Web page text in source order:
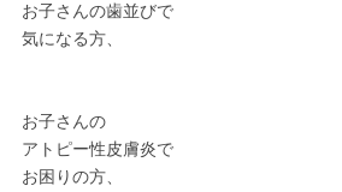
お子さんの歯並びで
気になる方、
お子さんの
アトピー性皮膚炎で
お困りの方、